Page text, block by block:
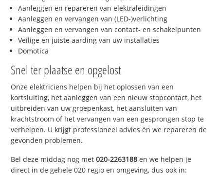
Aanleggen en repareren van elektraleidingen
Aanleggen en vervangen van (LED-)verlichting
Aanleggen en vervangen van contact- en schakelpunten
Veilige en juiste aarding van uw installaties
Domotica
Snel ter plaatse en opgelost
Onze elektriciens helpen bij het oplossen van een
kortsluiting, het aanleggen van een nieuw stopcontact, het
uitbreiden van uw groepenkast, het aansluiten van
krachtstroom of het vervangen van een gesprongen stop te
verhelpen. U krijgt professioneel advies én we repareren de
gevonden problemen.
Bel deze middag nog met020-2263188 en we helpen je
direct in de gehele 020 regio en omgeving, dus ook in: